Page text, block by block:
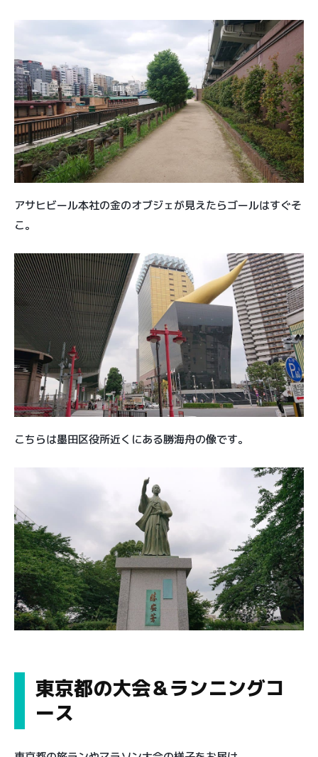
アサヒビール本社の金のオブジェが見えたらゴールはすぐそ
こ。
こちらは墨田区役所近くにある勝海舟の像です。
東京都の大会＆ランニングコ
ース